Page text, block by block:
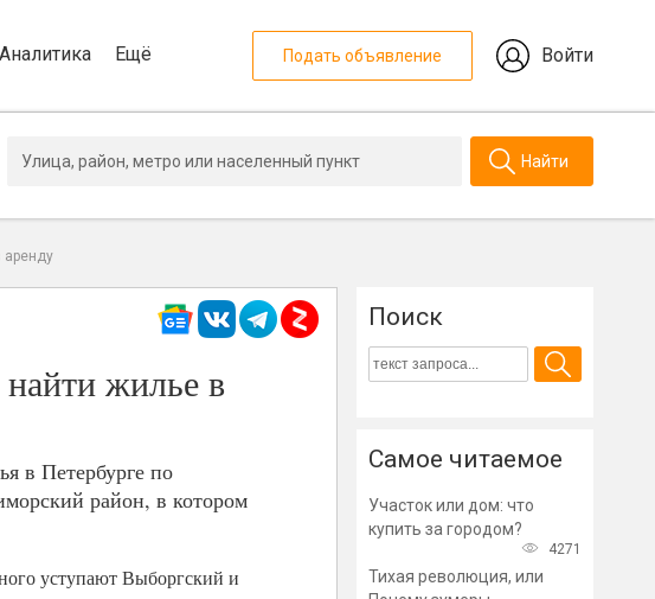
Аналитика Ещё Подать объявление Войти
Найти
аренду
жилье в
в Петербурге по
район, в котором
уступают Выборгский и
Поиск
Самое читаемое
Участок или дом: что
купить за городом?
4271
Тихая революция, или